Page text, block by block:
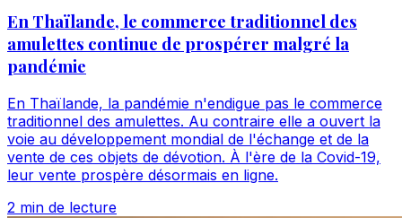
En Thaïlande, le commerce traditionnel des
amulettes continue de prospérer malgré la
pandémie
En Thaïlande, la pandémie n'endigue pas le commerce
traditionnel des amulettes. Au contraire elle a ouvert la
voie au développement mondial de l'échange et de la
vente de ces objets de dévotion. À l'ère de la Covid-19,
leur vente prospère désormais en ligne.
2 min de lecture